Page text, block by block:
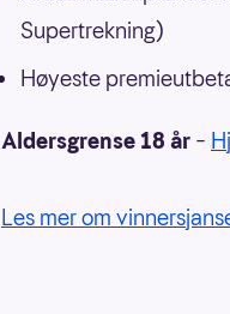
Supertrekning)
Høyeste
Aldersgrense 18 år –
Les mer om